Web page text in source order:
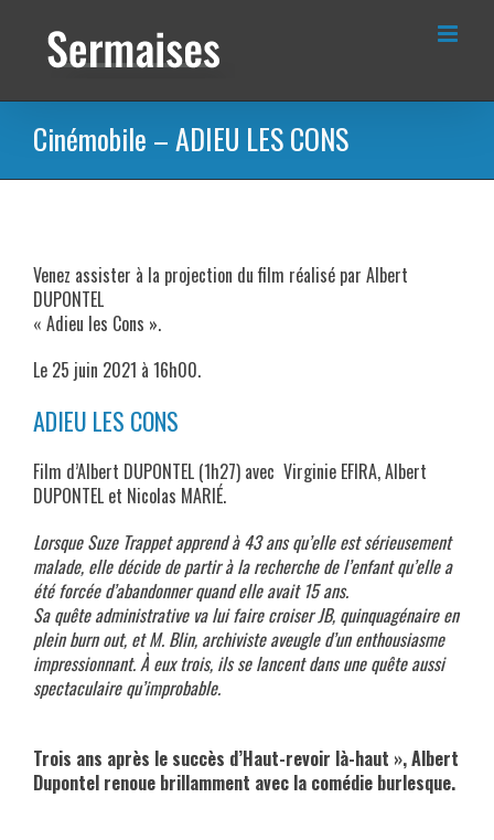
contenu
Cinémobile – ADIEU LES CONS
Venez assister à la projection du film réalisé par Albert
DUPONTEL
« Adieu les Cons ».
Le 25 juin 2021 à 16h00.
ADIEU LES CONS
Film d’Albert DUPONTEL (1h27) avec Virginie EFIRA, Albert
DUPONTEL et Nicolas MARIÉ.
Lorsque Suze Trappet apprend à 43 ans qu’elle est sérieusement
malade, elle décide de partir à la recherche de l’enfant qu’elle a
été forcée d’abandonner quand elle avait 15 ans.
Sa quête administrative va lui faire croiser JB, quinquagénaire en
plein burn out, et M. Blin, archiviste aveugle d’un enthousiasme
impressionnant. À eux trois, ils se lancent dans une quête aussi
spectaculaire qu’improbable.
Trois ans après le succès d’Haut-revoir là-haut », Albert
Dupontel renoue brillamment avec la comédie burlesque.